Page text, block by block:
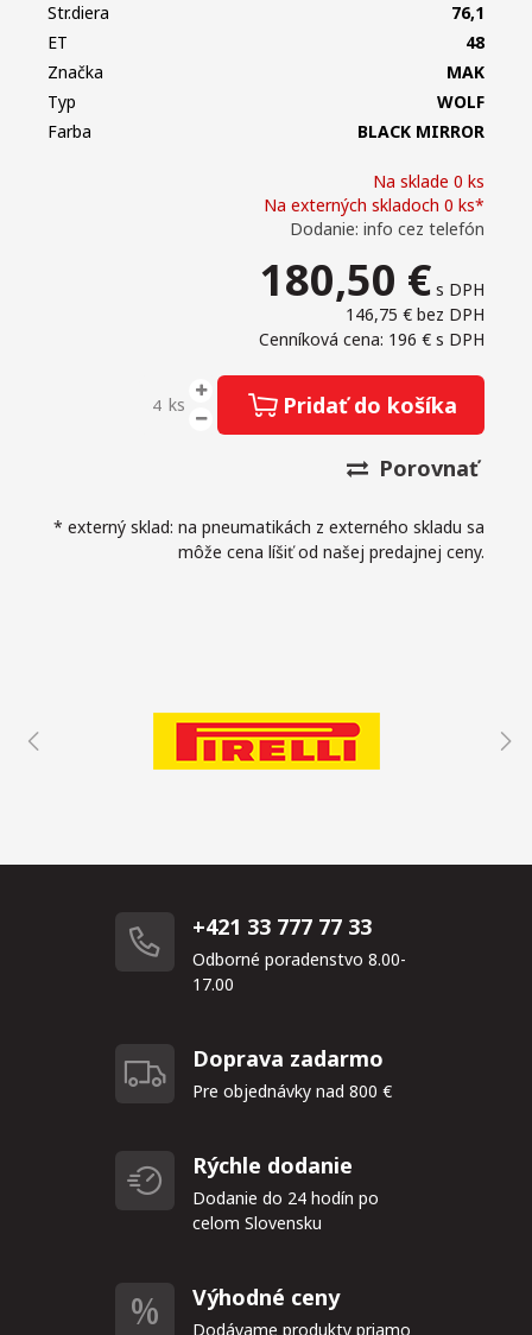
Na sklade 0 ks
Na externých skladoch 0 ks*
Dodanie: info cez telefón
180,50 € s DPH
146,75 € bez DPH
Cenníková cena: 196 € s DPH
ks Pridať do košíka
Porovnať
* externý sklad: na pneumatikách z externého skladu sa
môže cena líšiť od našej predajnej ceny.
Str.diera
76,1
ET
48
Značka
MAK
Typ
WOLF
Farba
BLACK MIRROR
+421 33 777 77 33
Odborné poradenstvo 8.00-
17.00
Doprava zadarmo
Pre objednávky nad 800 €
Rýchle dodanie
Dodanie do 24 hodín po
celom Slovensku
Výhodné ceny
Dodávame produkty priamo